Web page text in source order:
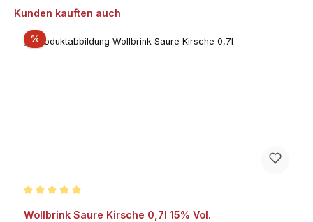
Produktgalerie überspringen
Kunden kauften auch
%Rabatt
Wollbrink Saure Kirsche 0,7l 15% Vol.